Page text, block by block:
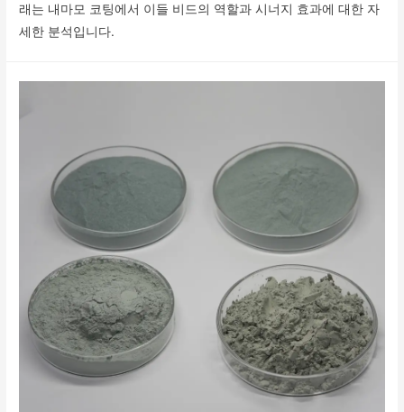
래는 내마모 코팅에서 이들 비드의 역할과 시너지 효과에 대한 자
세한 분석입니다.